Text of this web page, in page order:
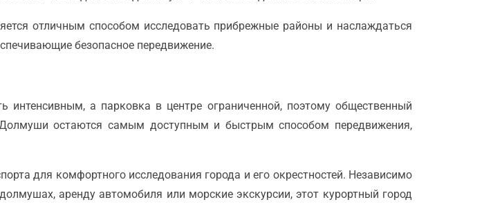
отличным способом исследовать прибрежные районы и наслаждаться
безопасное передвижение.
а парковка в центре ограниченной, поэтому общественный
остаются самым доступным и быстрым способом передвижения,
для комфортного исследования города и его окрестностей. Независимо
аренду автомобиля или морские экскурсии, этот курортный город